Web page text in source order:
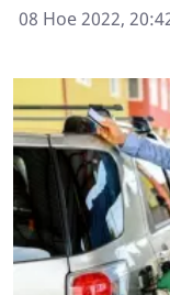
08 Ное 2022,